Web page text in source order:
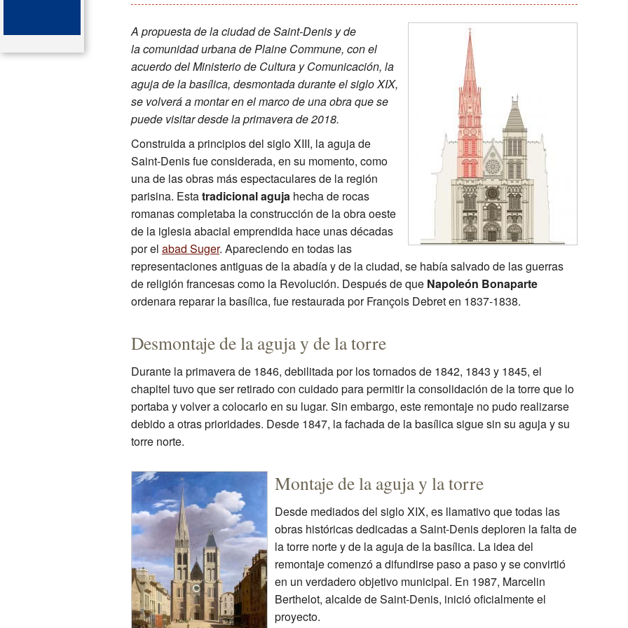
Las principales atracciones
San Dionisio ( Saint Denis)
Mapa de las tumbas
El órgano de la catedral-basílica
Léxico de la basílica de Saint-Denis
Bibliografia
Cultura para todos: un monumento accesible
Actividades educativas
François Debret, el
A propuesta de la ciudad de Saint-Denis y de
la comunidad urbana de Plaine Commune, con el
acuerdo del Ministerio de Cultura y Comunicación, la
aguja de la basílica, desmontada durante el siglo XIX,
se volverá a montar en el marco de una obra que se
puede visitar desde la primavera de 2018.
Construida a principios del siglo XIII, la aguja de
Saint-Denis fue considerada, en su momento, como
una de las obras más espectaculares de la región
parisina. Estatradicional aguja hecha de rocas
romanas completaba la construcción de la obra oeste
de la iglesia abacial emprendida hace unas décadas
por el abad Suger. Apareciendo en todas las
representaciones antiguas de la abadía y de la ciudad, se había salvado de las guerras
de religión francesas como la Revolución. Después de que Napoleón Bonaparte
ordenara reparar la basílica, fue restaurada por François Debret en 1837-1838.
Desmontaje de la aguja y de la torre
Durante la primavera de 1846, debilitada por los tornados de 1842, 1843 y 1845, el
chapitel tuvo que ser retirado con cuidado para permitir la consolidación de la torre que lo
portaba y volver a colocarlo en su lugar. Sin embargo, este remontaje no pudo realizarse
debido a otras prioridades. Desde 1847, la fachada de la basílica sigue sin su aguja y su
torre norte.
Montaje de la aguja y la torre
Desde mediados del siglo XIX, es llamativo que todas las
obras históricas dedicadas a Saint-Denis deploren la falta de
la torre norte y de la aguja de la basílica. La idea del
remontaje comenzó a difundirse paso a paso y se convirtió
en un verdadero objetivo municipal. En 1987, Marcelin
Berthelot, alcalde de Saint-Denis, inició oficialmente el
proyecto.